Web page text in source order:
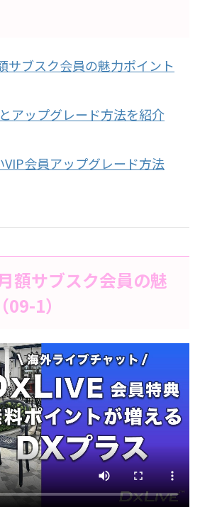
サブスク会員の魅力ポイント
アップグレード方法を紹介
会員アップグレード方法
額サブスク会員の魅
1）